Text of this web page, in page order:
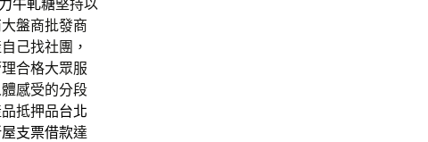
牛軋糖堅持以
大盤商批發商
己找社團，
合格大眾服
感受的分段
抵押品台北
支票借款達